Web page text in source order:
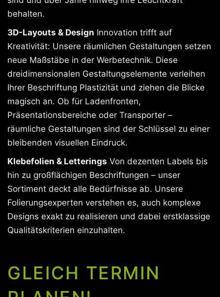
behalten.
3D-Layouts & Design Innovation trifft auf
Kreativität: Unsere räumlichen Gestaltungen setzen
neue Maßstäbe in der Werbetechnik. Diese
dreidimensionalen Gestaltungselemente verleihen
Ihrer Beschriftung Plastizität und ziehen die Blicke
magisch an. Ob für Ladenfronten,
Präsentationsbereiche oder Transporter –
räumliche Gestaltungen sind der Schlüssel zu einer
bleibenden visuellen Eindruck.
Klebefolien & Letterings Von dezenten Labels bis
hin zu großflächigen Beschriftungen – unser
Sortiment deckt alle Bedürfnisse ab. Unsere
Folierungsexperten verstehen es, auch komplexe
Designs exakt zu realisieren und dabei erstklassige
Qualitätskriterien einzuhalten.
GLEICH TERMIN